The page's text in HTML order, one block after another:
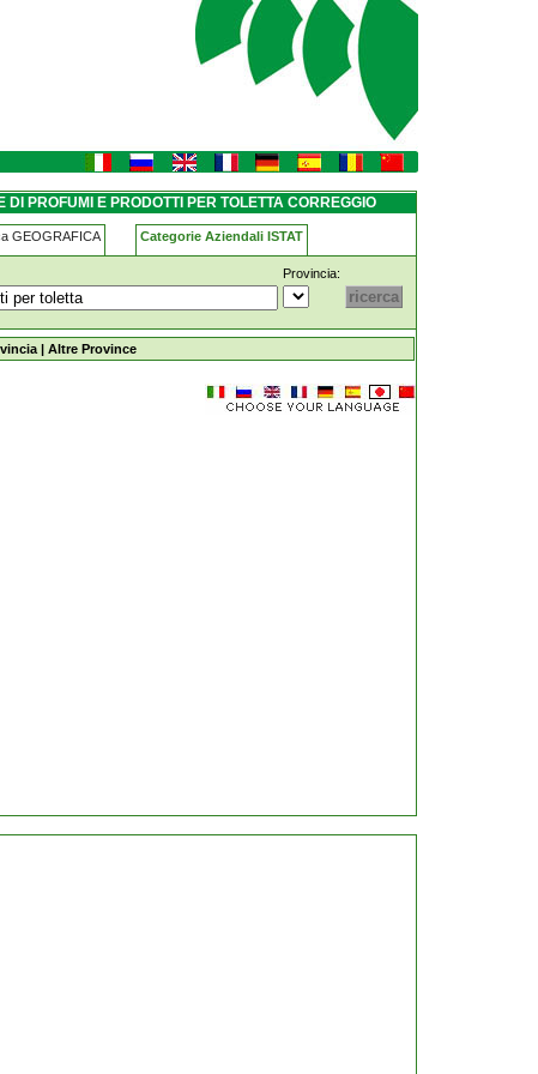
correggio
PROFUMI E PRODOTTI PER TOLETTA CORREGGIO
GEOGRAFICA Categorie Aziendali ISTAT
Provincia:
per-toletta correggio
| Altre Province